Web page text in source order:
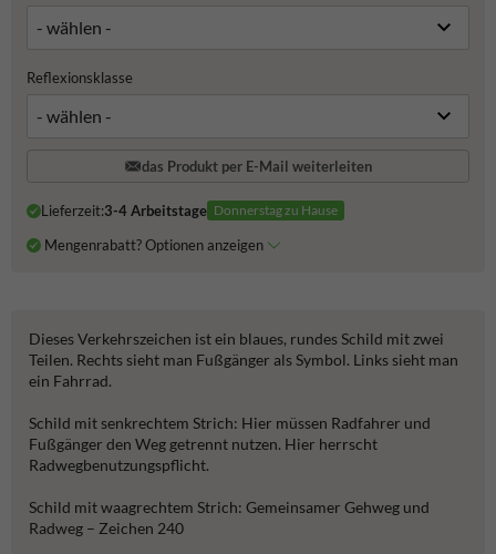
Reflexionsklasse
das Produkt per E-Mail weiterleiten
Lieferzeit:3-4 Arbeitstage Donnerstag zu Hause
Mengenrabatt? Optionen anzeigen
Dieses Verkehrszeichen ist ein blaues, rundes Schild mit zwei
Teilen. Rechts sieht man Fußgänger als Symbol. Links sieht man
ein Fahrrad.
Schild mit senkrechtem Strich: Hier müssen Radfahrer und
Fußgänger den Weg getrennt nutzen. Hier herrscht
Radwegbenutzungspflicht.
Schild mit waagrechtem Strich: Gemeinsamer Gehweg und
Radweg – Zeichen 240